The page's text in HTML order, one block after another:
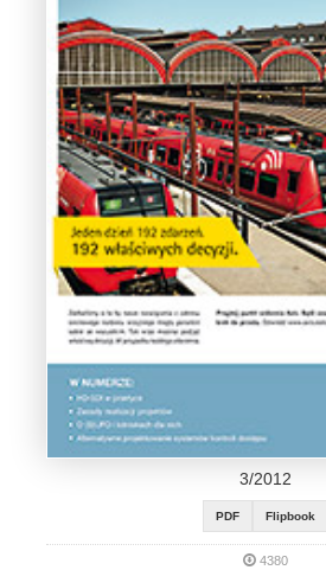
3/2012
PDF Flipbook
4380